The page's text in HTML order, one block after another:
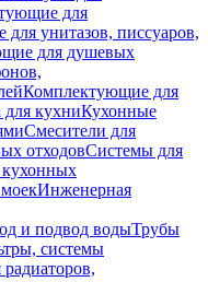
для
унитазов, писсуаров,
для душевых
Комплектующие для
кухниКухонные
Смесители для
отходовСистемы для
Инженерная
и подвод водыТрубы
системы